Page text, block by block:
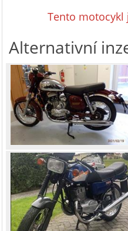
Tento motocykl
Alternativní